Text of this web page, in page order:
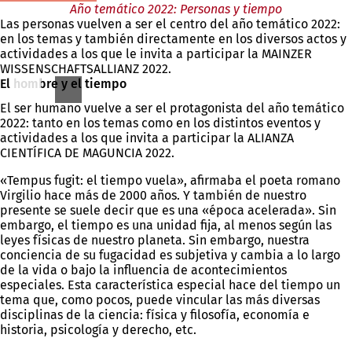
Año temático 2022: Personas y tiempo
Las personas vuelven a ser el centro del año temático 2022:
en los temas y también directamente en los diversos actos y
actividades a los que le invita a participar la MAINZER
WISSENSCHAFTSALLIANZ 2022.
El hombre y el tiempo
El ser humano vuelve a ser el protagonista del año temático
2022: tanto en los temas como en los distintos eventos y
actividades a los que invita a participar la ALIANZA
CIENTÍFICA DE MAGUNCIA 2022.
«Tempus fugit: el tiempo vuela», afirmaba el poeta romano
Virgilio hace más de 2000 años. Y también de nuestro
presente se suele decir que es una «época acelerada». Sin
embargo, el tiempo es una unidad fija, al menos según las
leyes físicas de nuestro planeta. Sin embargo, nuestra
conciencia de su fugacidad es subjetiva y cambia a lo largo
de la vida o bajo la influencia de acontecimientos
especiales. Esta característica especial hace del tiempo un
tema que, como pocos, puede vincular las más diversas
disciplinas de la ciencia: física y filosofía, economía e
historia, psicología y derecho, etc.